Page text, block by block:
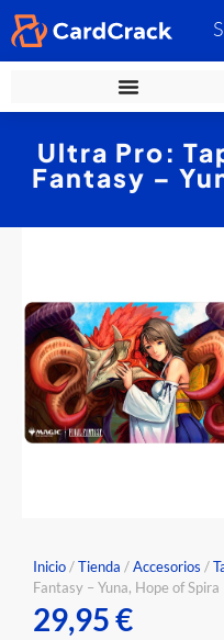
Ultra Pro:
Fantasy –
Inicio/Tienda /Accesorios /
Fantasy – Yuna, Hope of Spira
29,95€